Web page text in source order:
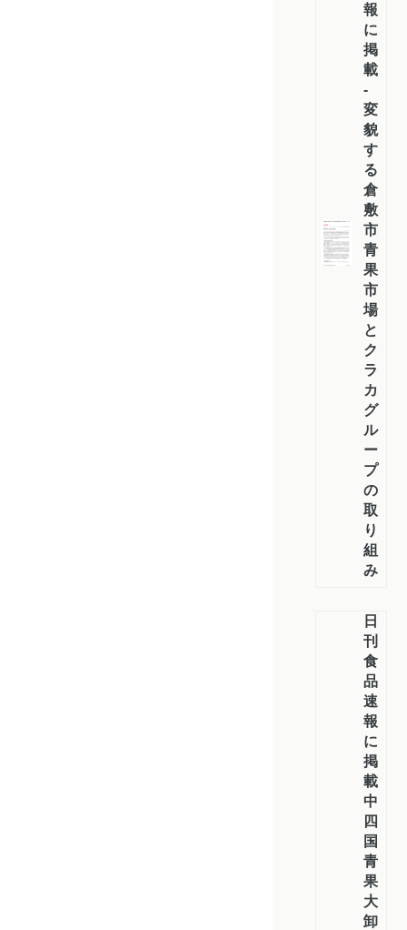
報
に
掲
載
-
変
貌
す
る
倉
敷
市
青
果
市
場
と
ク
ラ
カ
グ
ル
ー
プ
の
取
り
組
み
日
刊
食
品
速
報
に
掲
載：
中
四
国
青
果
大
卸